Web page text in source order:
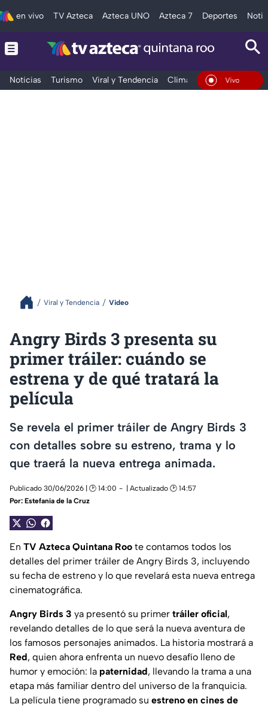
en vivo TV Azteca Azteca UNO Azteca 7 Deportes
Noticias Turismo Viral y Tendencia Clima Tráfico
En Vivo
Viral y Tendencia Video
Angry Birds 3 presenta su
primer tráiler: cuándo se
estrena y de qué tratará la
película
Se revela el primer tráiler de Angry Birds 3
con detalles sobre su estreno, trama y lo
que traerá la nueva entrega animada.
Publicado 30/06/2026 | 🕑 14:00
| Actualizado 🕑 14:57
Por: Estefanía de la Cruz
En TV Azteca Quintana Roo te contamos todos los
detalles del primer tráiler de Angry Birds 3, incluyendo
su fecha de estreno y lo que revelará esta nueva entrega
cinematográfica.
Angry Birds 3 ya presentó su primer tráiler oficial,
revelando detalles de lo que será la nueva aventura de
los famosos personajes animados. La historia mostrará a
Red, quien ahora enfrenta un nuevo desafío lleno de
humor y emoción: la paternidad, llevando la trama a una
etapa más familiar dentro del universo de la franquicia.
La película tiene programado su estreno en cines de